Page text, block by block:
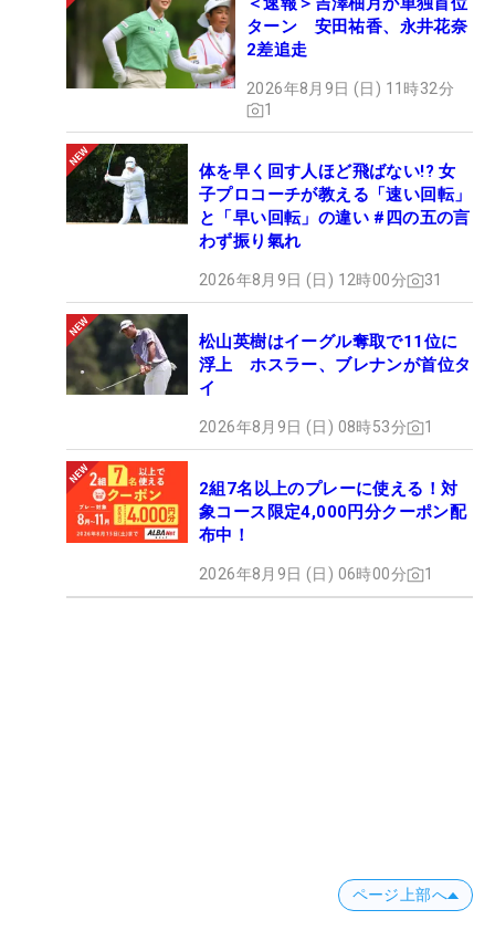
ターン 安田祐香、永井花奈
2差追走
2026年8月9日 (日) 11時32分
1
体を早く回す人ほど飛ばない!? 女
子プロコーチが教える「速い回転」
と「早い回転」の違い #四の五の言
わず振り氣れ
2026年8月9日 (日) 12時00分 31
松山英樹はイーグル奪取で11位に
浮上 ホスラー、ブレナンが首位タ
イ
2026年8月9日 (日) 08時53分 1
2組7名以上のプレーに使える！対
象コース限定4,000円分クーポン配
布中！
2026年8月9日 (日) 06時00分 1
ページ上部へ